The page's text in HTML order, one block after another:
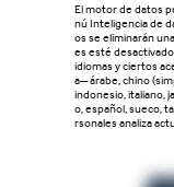
El motor de datos
nú Inteligencia de
os se eliminarán
es esté
idiomas y ciertos
a― árabe, chino
indonesio, italiano,
o, español, sueco,
rsonales analiza